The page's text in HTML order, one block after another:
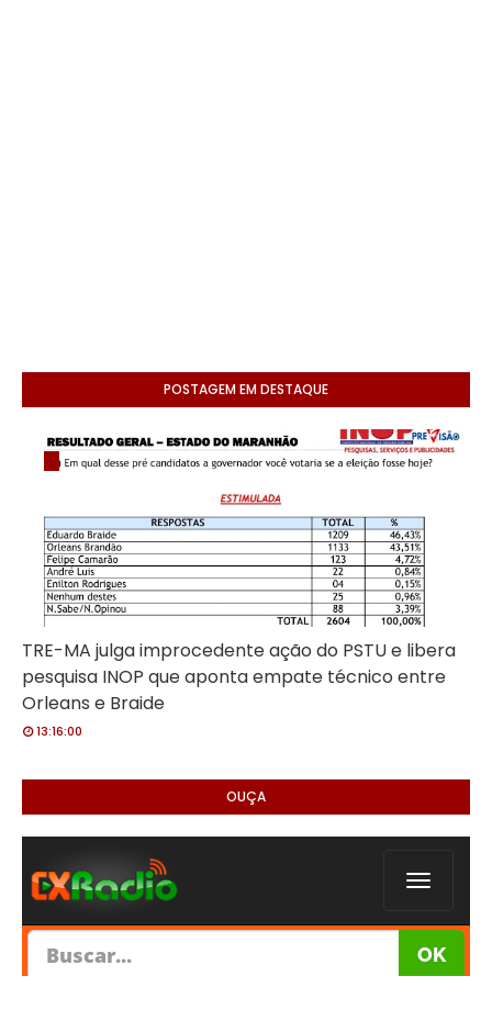
POSTAGEM EM DESTAQUE
TRE-MA julga improcedente ação do PSTU e libera
pesquisa INOP que aponta empate técnico entre
Orleans e Braide
13:16:00
OUÇA